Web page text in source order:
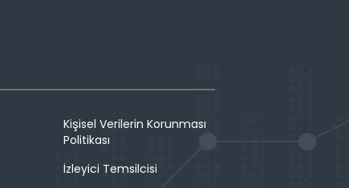
Kişisel Verilerin Korunması
Politikası
İzleyici Temsilcisi